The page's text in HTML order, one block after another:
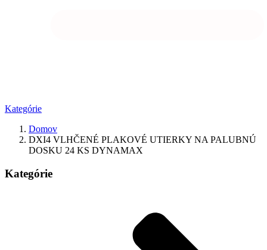
Kategórie
Domov
DXI4 VLHČENÉ PLAKOVÉ UTIERKY NA PALUBNÚ
DOSKU 24 KS DYNAMAX
Kategórie